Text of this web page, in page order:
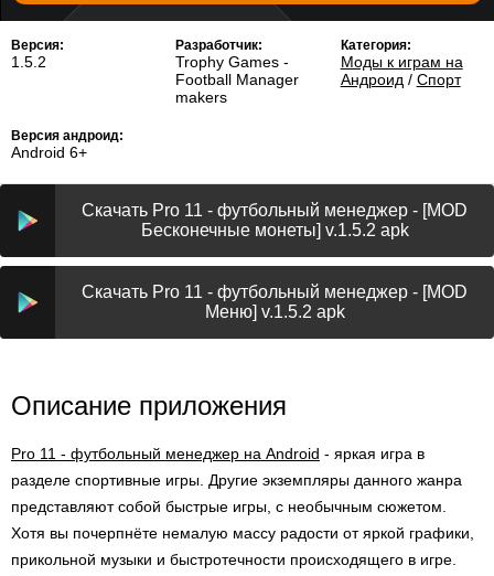
Версия:
1.5.2
Разработчик:
Trophy Games -
Football Manager
makers
Категория:
Моды к играм на
Андроид / Спорт
Версия андроид:
Android 6+
Скачать Pro 11 - футбольный менеджер - [MOD
Бесконечные монеты] v.1.5.2 apk
Скачать Pro 11 - футбольный менеджер - [MOD
Меню] v.1.5.2 apk
Описание приложения
Pro 11 - футбольный менеджер на Android - яркая игра в
разделе спортивные игры. Другие экземпляры данного жанра
представляют собой быстрые игры, с необычным сюжетом.
Хотя вы почерпнёте немалую массу радости от яркой графики,
прикольной музыки и быстротечности происходящего в игре.